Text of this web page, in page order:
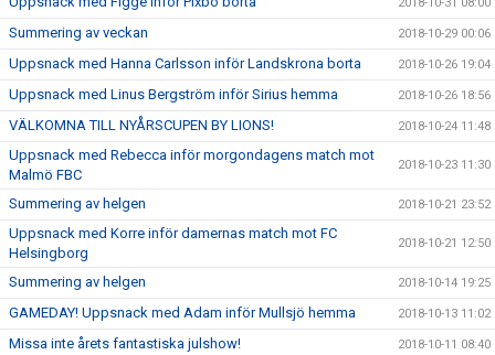
Summering av veckan 2018-10-29 00:06
Uppsnack med Hanna Carlsson inför Landskrona borta 2018-10-26 19:04
Uppsnack med Linus Bergström inför Sirius hemma 2018-10-26 18:56
VÄLKOMNA TILL NYÅRSCUPEN BY LIONS! 2018-10-24 11:48
Uppsnack med Rebecca inför morgondagens match mot
Malmö FBC
2018-10-23 11:30
Summering av helgen 2018-10-21 23:52
Uppsnack med Korre inför damernas match mot FC
Helsingborg
2018-10-21 12:50
Summering av helgen 2018-10-14 19:25
GAMEDAY! Uppsnack med Adam inför Mullsjö hemma 2018-10-13 11:02
Missa inte årets fantastiska julshow! 2018-10-11 08:40